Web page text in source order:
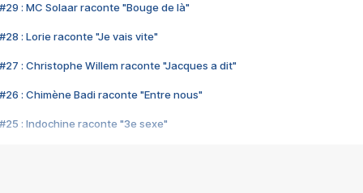
#29 : MC Solaar raconte "Bouge de là"
#28 : Lorie raconte "Je vais vite"
#27 : Christophe Willem raconte "Jacques a dit"
#26 : Chimène Badi raconte "Entre nous"
#25 : Indochine raconte "3e sexe"